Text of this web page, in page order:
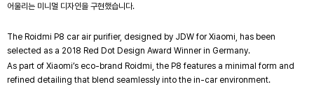
어울리는 미니멀 디자인을 구현했습니다.
The Roidmi P8 car air purifier, designed by JDW for Xiaomi, has been
selected as a 2018 Red Dot Design Award Winner in Germany.
As part of Xiaomi’s eco-brand Roidmi, the P8 features a minimal form and
refined detailing that blend seamlessly into the in-car environment.